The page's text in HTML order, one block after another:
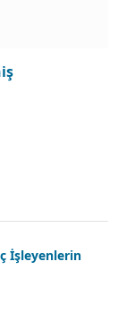
İşleyenlerin